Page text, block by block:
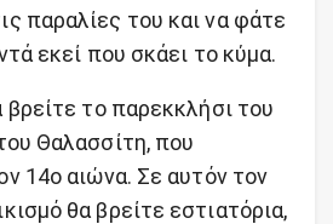
παραλίες του και να φάτε
εκεί που σκάει το κύμα.
βρείτε το παρεκκλήσι του
Θαλασσίτη, που
14ο αιώνα. Σε αυτόν τον
θα βρείτε εστιατόρια,